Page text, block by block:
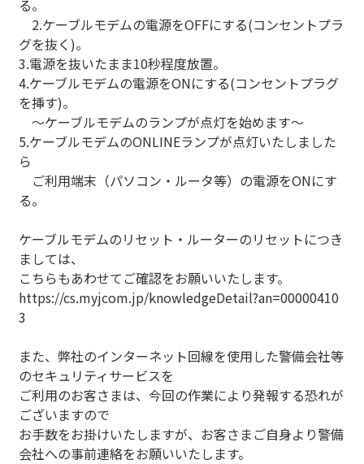
る。
2.ケーブルモデムの電源をOFFにする(コンセントプラ
グを抜く)。
3.電源を抜いたまま10秒程度放置。
4.ケーブルモデムの電源をONにする(コンセントプラグ
を挿す)。
～ケーブルモデムのランプが点灯を始めます～
5.ケーブルモデムのONLINEランプが点灯いたしました
ら
ご利用端末（パソコン・ルータ等）の電源をONにす
る。
ケーブルモデムのリセット・ルーターのリセットにつき
ましては、
こちらもあわせてご確認をお願いいたします。
https://cs.myjcom.jp/knowledgeDetail?an=00000410
3
また、弊社のインターネット回線を使用した警備会社等
のセキュリティサービスを
ご利用のお客さまは、今回の作業により発報する恐れが
ございますので
お手数をお掛けいたしますが、お客さまご自身より警備
会社への事前連絡をお願いいたします。